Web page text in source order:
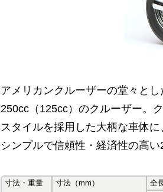
アメリカンクルーザーの堂々と
250cc（125cc）のクルーザー。
スタイルを採用した大柄な車体
シンプルで信頼性・経済性の高
寸法・重量 寸法（mm） 全